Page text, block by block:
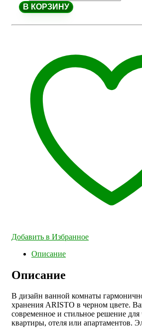
В КОРЗИНУ
Добавить в Избранное
Описание
Описание
В дизайн ванной комнаты
хранения ARISTO в черном цвете.
современное и стильное решение для
квартиры, отеля или апартаментов.